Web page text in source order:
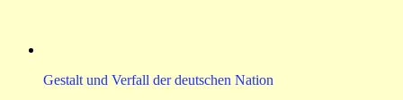
Gestalt und Verfall der deutschen Nation